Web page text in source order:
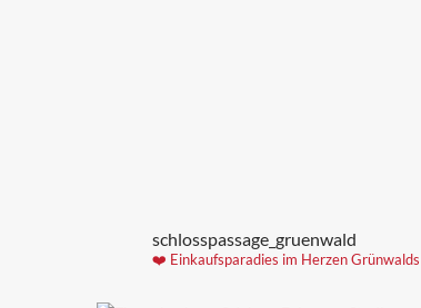
schlosspassage_gruenwald
❤️ Einkaufsparadies im Herzen Grünwalds